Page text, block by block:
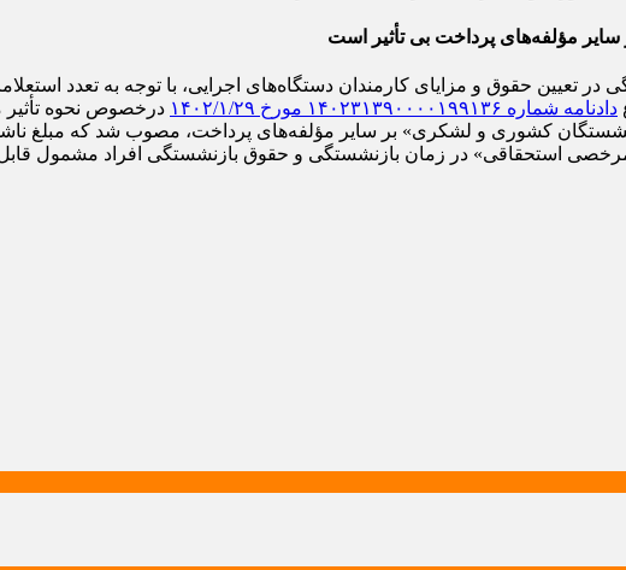
مؤلفه‌های پرداخت بی تأثیر است
تعیین حقوق و مزایای کارمندان دستگاه‌های اجرایی، با توجه به تعدد
دادنامه شماره ۱۴۰۲۳۱۳۹۰۰۰۰۱۹۹۱۳۶ مورخ ۲۹‏‏‏‏‏‏/۱‏‏‏‏‏‏/۱۴۰۲